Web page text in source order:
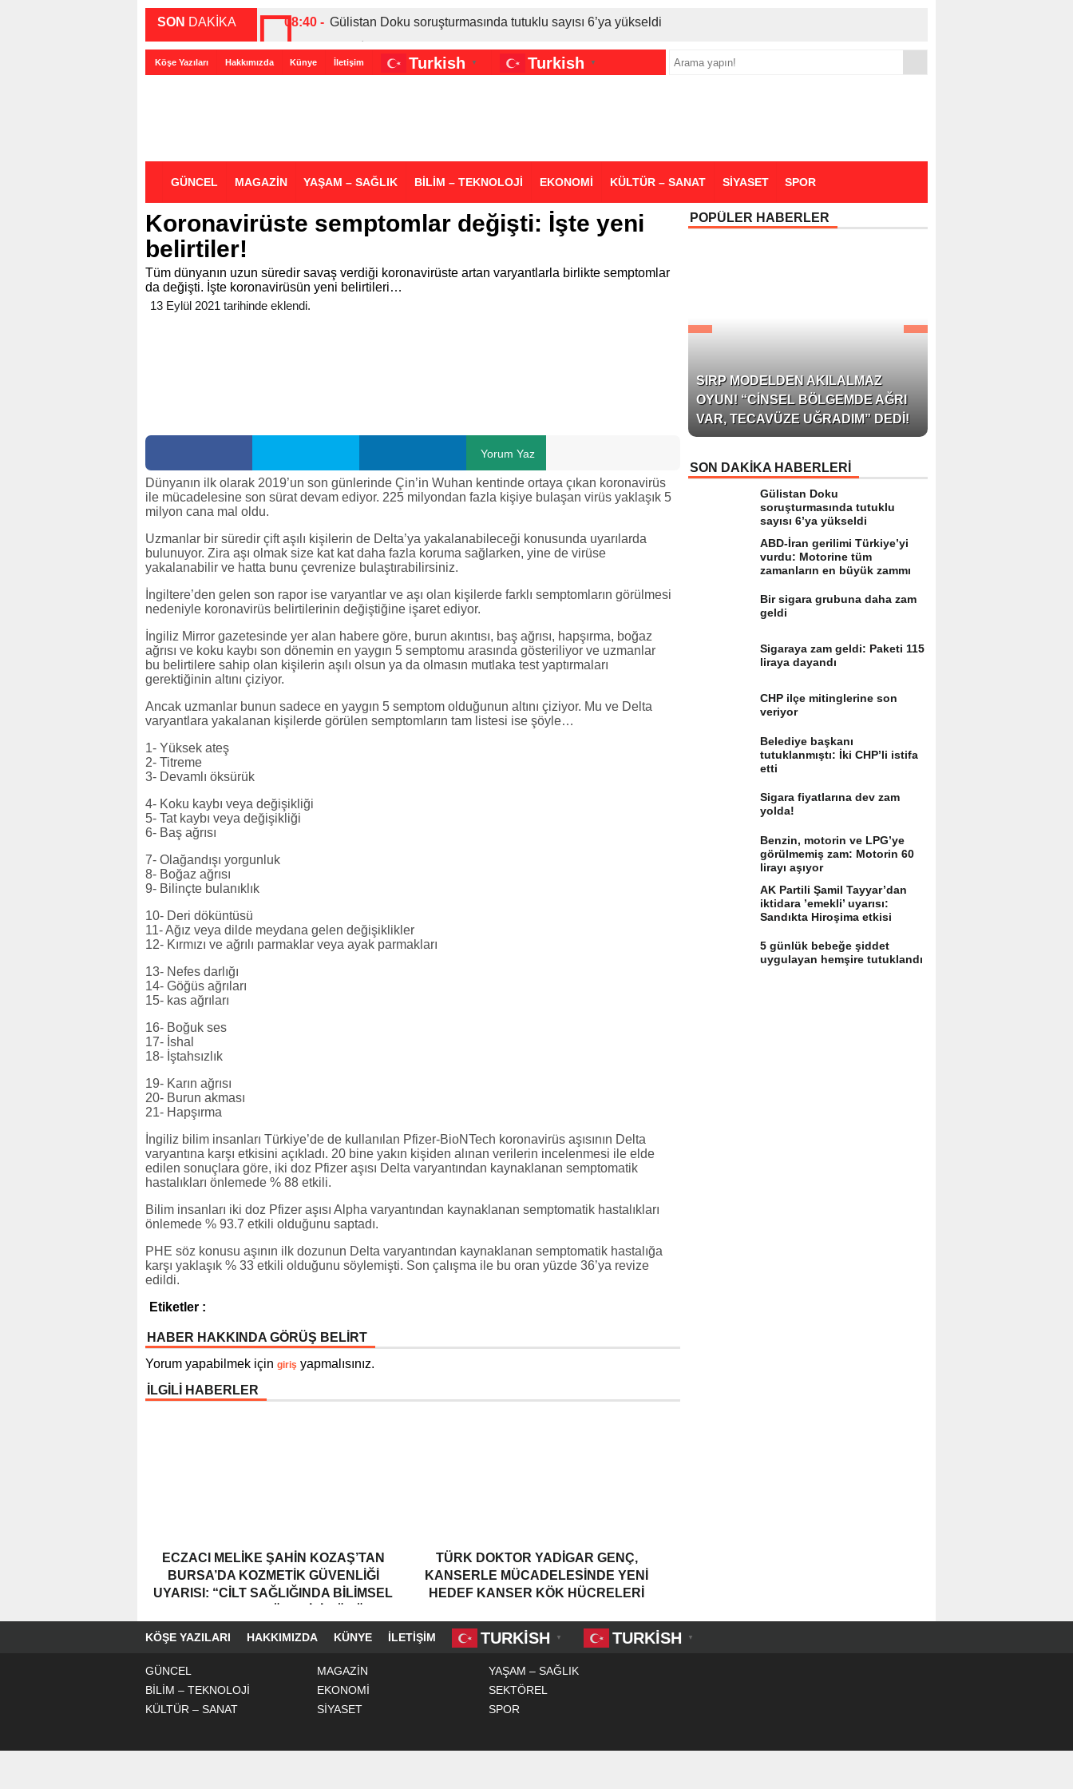
SON DAKİKA 08:40 - Gülistan Doku soruşturmasında tutuklu sayısı 6’ya yükseldi
00:27 - ABD-İran gerilimi Türkiye’yi vurdu: Motorine tüm zamanların en büyük zammı
00:35 - Bir sigara grubuna daha zam geldi
Köşe Yazıları Hakkımızda Künye İletişim Turkish ▼ Turkish ▼
GÜNCEL MAGAZİN YAŞAM – SAĞLIK BİLİM – TEKNOLOJİ EKONOMİ KÜLTÜR – SANAT SİYASET SPOR
Koronavirüste semptomlar değişti: İşte yeni
belirtiler!
Tüm dünyanın uzun süredir savaş verdiği koronavirüste artan varyantlarla birlikte semptomlar
da değişti. İşte koronavirüsün yeni belirtileri…
13 Eylül 2021 tarihinde eklendi.
Yorum Yaz
Dünyanın ilk olarak 2019’un son günlerinde Çin’in Wuhan kentinde ortaya çıkan koronavirüs
ile mücadelesine son sürat devam ediyor. 225 milyondan fazla kişiye bulaşan virüs yaklaşık 5
milyon cana mal oldu.
Uzmanlar bir süredir çift aşılı kişilerin de Delta’ya yakalanabileceği konusunda uyarılarda
bulunuyor. Zira aşı olmak size kat kat daha fazla koruma sağlarken, yine de virüse
yakalanabilir ve hatta bunu çevrenize bulaştırabilirsiniz.
İngiltere’den gelen son rapor ise varyantlar ve aşı olan kişilerde farklı semptomların görülmesi
nedeniyle koronavirüs belirtilerinin değiştiğine işaret ediyor.
İngiliz Mirror gazetesinde yer alan habere göre, burun akıntısı, baş ağrısı, hapşırma, boğaz
ağrısı ve koku kaybı son dönemin en yaygın 5 semptomu arasında gösteriliyor ve uzmanlar
bu belirtilere sahip olan kişilerin aşılı olsun ya da olmasın mutlaka test yaptırmaları
gerektiğinin altını çiziyor.
Ancak uzmanlar bunun sadece en yaygın 5 semptom olduğunun altını çiziyor. Mu ve Delta
varyantlara yakalanan kişilerde görülen semptomların tam listesi ise şöyle…
1- Yüksek ateş
2- Titreme
3- Devamlı öksürük
4- Koku kaybı veya değişikliği
5- Tat kaybı veya değişikliği
6- Baş ağrısı
7- Olağandışı yorgunluk
8- Boğaz ağrısı
9- Bilinçte bulanıklık
10- Deri döküntüsü
11- Ağız veya dilde meydana gelen değişiklikler
12- Kırmızı ve ağrılı parmaklar veya ayak parmakları
13- Nefes darlığı
14- Göğüs ağrıları
15- kas ağrıları
16- Boğuk ses
17- İshal
18- İştahsızlık
19- Karın ağrısı
20- Burun akması
21- Hapşırma
İngiliz bilim insanları Türkiye’de de kullanılan Pfizer-BioNTech koronavirüs aşısının Delta
varyantına karşı etkisini açıkladı. 20 bine yakın kişiden alınan verilerin incelenmesi ile elde
edilen sonuçlara göre, iki doz Pfizer aşısı Delta varyantından kaynaklanan semptomatik
hastalıkları önlemede % 88 etkili.
Bilim insanları iki doz Pfizer aşısı Alpha varyantından kaynaklanan semptomatik hastalıkları
önlemede % 93.7 etkili olduğunu saptadı.
PHE söz konusu aşının ilk dozunun Delta varyantından kaynaklanan semptomatik hastalığa
karşı yaklaşık % 33 etkili olduğunu söylemişti. Son çalışma ile bu oran yüzde 36’ya revize
edildi.
Etiketler :
HABER HAKKINDA GÖRÜŞ BELİRT
Yorum yapabilmek için giriş yapmalısınız.
İLGİLİ HABERLER
ECZACI MELIKE ŞAHIN KOZAŞ’TAN
BURSA’DA KOZMETIK GÜVENLIĞI
UYARISI: “CILT SAĞLIĞINDA BILIMSEL
KULLANIMI HAYATI ÖNEM TAŞIYOR”
TÜRK DOKTOR YADIGAR GENÇ,
KANSERLE MÜCADELESINDE YENI
HEDEF KANSER KÖK HÜCRELERI
POPÜLER HABERLER
SIRP MODELDEN AKILALMAZ
OYUN! “CINSEL BÖLGEMDE AĞRI
VAR, TECAVÜZE UĞRADIM” DEDI!
SON DAKİKA HABERLERİ
Gülistan Doku
soruşturmasında tutuklu
sayısı 6’ya yükseldi
ABD-İran gerilimi Türkiye’yi
vurdu: Motorine tüm
zamanların en büyük zammı
Bir sigara grubuna daha zam
geldi
Sigaraya zam geldi: Paketi 115
liraya dayandı
CHP ilçe mitinglerine son
veriyor
Belediye başkanı
tutuklanmıştı: İki CHP’li istifa
etti
Sigara fiyatlarına dev zam
yolda!
Benzin, motorin ve LPG’ye
görülmemiş zam: Motorin 60
lirayı aşıyor
AK Partili Şamil Tayyar’dan
iktidara ’emekli’ uyarısı:
Sandıkta Hiroşima etkisi
5 günlük bebeğe şiddet
uygulayan hemşire tutuklandı
KÖŞE YAZILARI HAKKIMIZDA KÜNYE İLETIŞIM TURKISH ▼ TURKISH ▼
GÜNCEL MAGAZİN
YAŞAM – SAĞLIK
BİLİM – TEKNOLOJİ
EKONOMİ
SEKTÖREL
KÜLTÜR – SANAT
SİYASET SPOR